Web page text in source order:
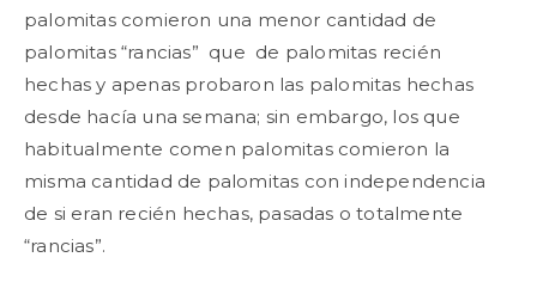
palomitas comieron una menor cantidad de
palomitas “rancias” que de palomitas recién
hechas y apenas probaron las palomitas hechas
desde hacía una semana; sin embargo, los que
habitualmente comen palomitas comieron la
misma cantidad de palomitas con independencia
de si eran recién hechas, pasadas o totalmente
“rancias”.